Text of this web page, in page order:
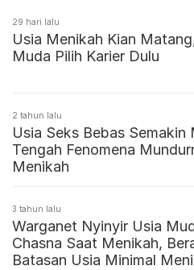
29 hari lalu
Usia Menikah Kian
Muda Pilih Karier Dulu
2 tahun lalu
Usia Seks Bebas Semakin
Tengah Fenomena
Menikah
3 tahun lalu
Warganet Nyinyir Usia
Chasna Saat Menikah,
Batasan Usia Minimal